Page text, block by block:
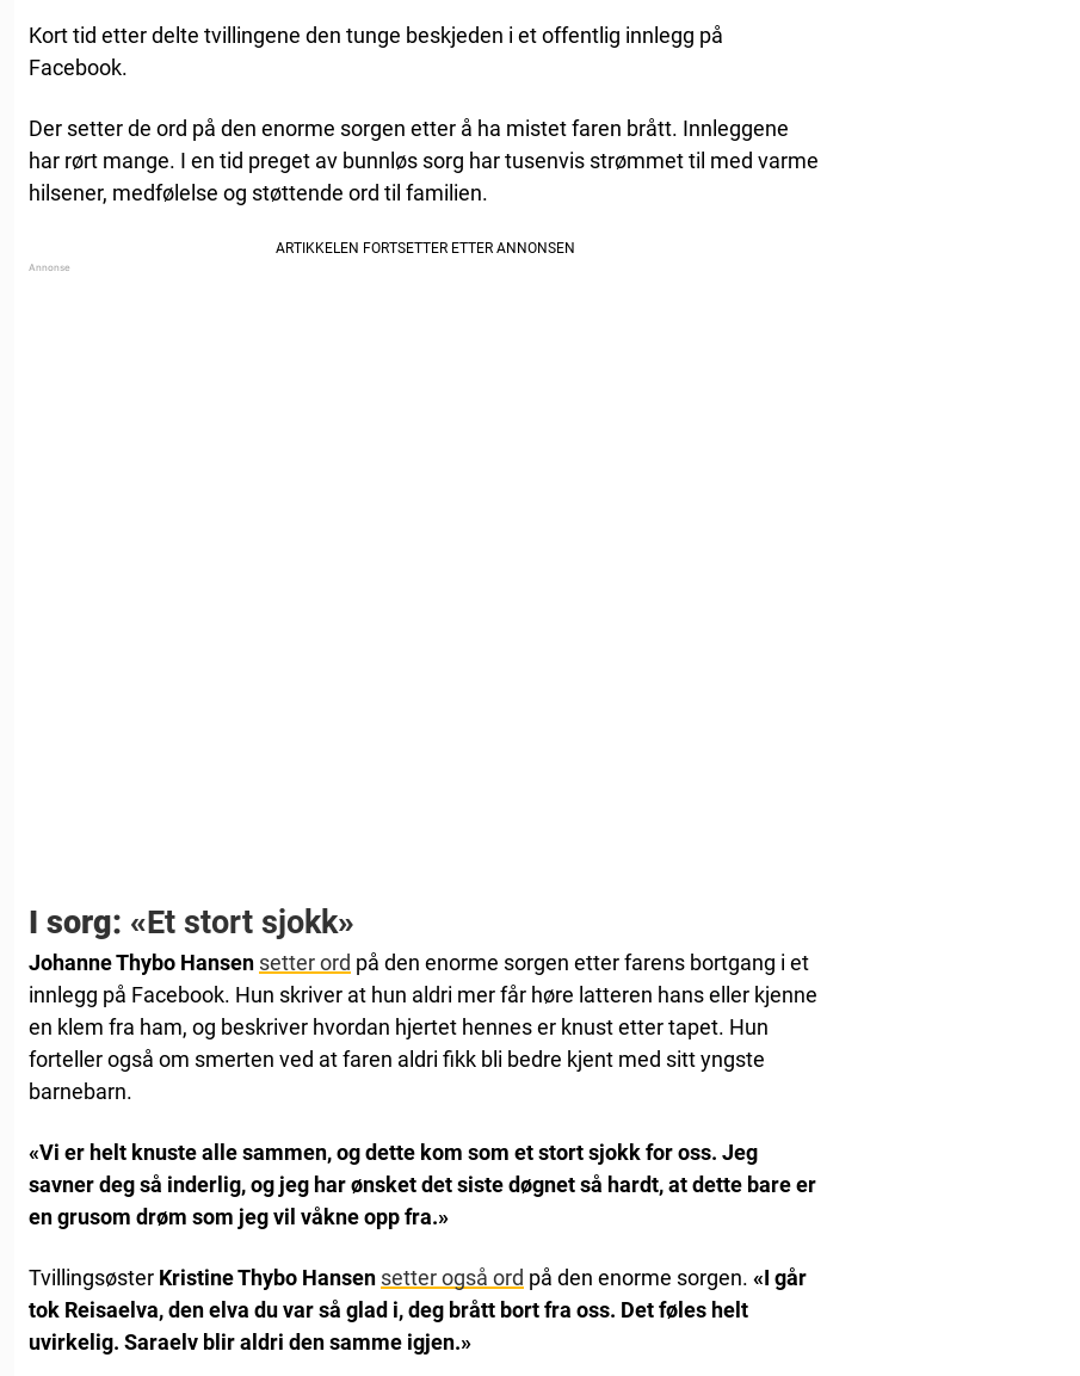
Kort tid etter delte tvillingene den tunge beskjeden i et offentlig innlegg på
Facebook.
Der setter de ord på den enorme sorgen etter å ha mistet faren brått. Innleggene
har rørt mange. I en tid preget av bunnløs sorg har tusenvis strømmet til med varme
hilsener, medfølelse og støttende ord til familien.
I sorg: «Et stort sjokk»
Johanne Thybo Hansen setter ord på den enorme sorgen etter farens bortgang i et
innlegg på Facebook. Hun skriver at hun aldri mer får høre latteren hans eller kjenne
en klem fra ham, og beskriver hvordan hjertet hennes er knust etter tapet. Hun
forteller også om smerten ved at faren aldri fikk bli bedre kjent med sitt yngste
barnebarn.
«Vi er helt knuste alle sammen, og dette kom som et stort sjokk for oss. Jeg
savner deg så inderlig, og jeg har ønsket det siste døgnet så hardt, at dette bare er
en grusom drøm som jeg vil våkne opp fra.»
Tvillingsøster Kristine Thybo Hansen setter også ord på den enorme sorgen. «I går
tok Reisaelva, den elva du var så glad i, deg brått bort fra oss. Det føles helt
uvirkelig. Saraelv blir aldri den samme igjen.»